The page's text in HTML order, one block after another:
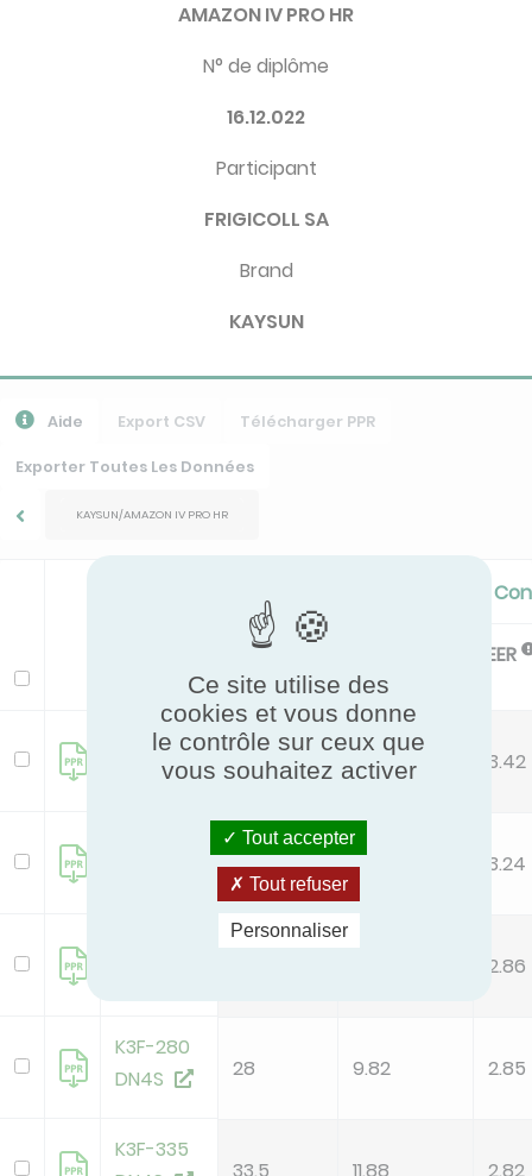
AMAZON IV PRO HR
N° de diplôme
16.12.022
Participant
FRIGICOLL SA
Brand
KAYSUN
Aide Export CSV Télécharger PPR
Exporter Toutes Les Données
KAYSUN/AMAZON IV PRO HR
Standard Cooling/Cooling PL
Pc
kW kW
EER
K3F-252
DN4S
22.4 6.55 3.42
22.4 6.91 3.24
2.86
K3F-280
DN4S
28 9.82 2.85
K3F-335
Ce site utilise des
cookies et vous donne
le contrôle sur ceux que
vous souhaitez activer
Tout accepter
Tout refuser
Personnaliser